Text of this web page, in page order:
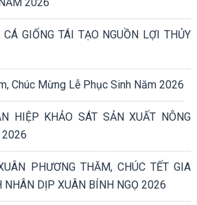
GIỐNG TÁI TẠO NGUỒN LỢI THỦY
Chúc Mừng Lễ Phục Sinh Năm 2026
HIỆP KHẢO SÁT SẢN XUẤT NÔNG
2026
PHƯƠNG THĂM, CHÚC TẾT GIA
DỊP XUÂN BÍNH NGỌ 2026